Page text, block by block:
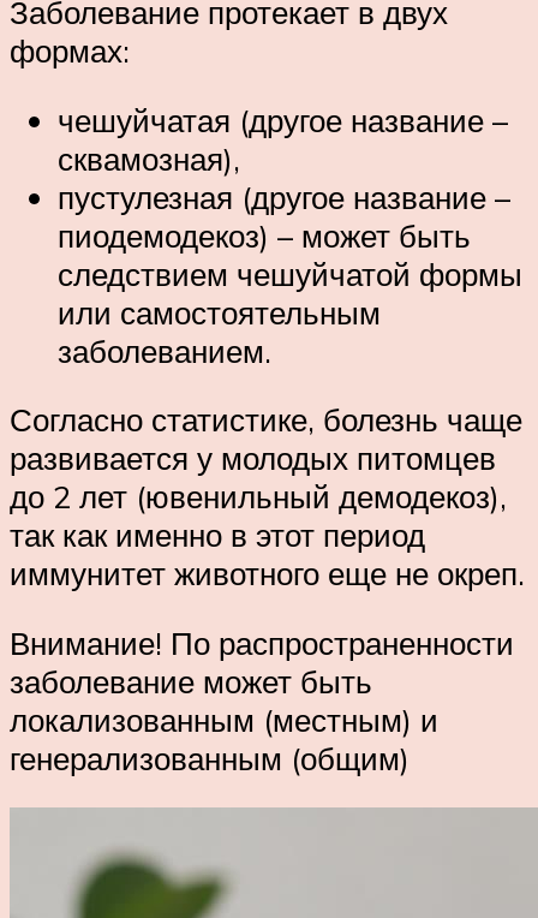
Заболевание протекает в двух
формах:
чешуйчатая (другое название –
сквамозная),
пустулезная (другое название –
пиодемодекоз) – может быть
следствием чешуйчатой формы
или самостоятельным
заболеванием.
Согласно статистике, болезнь чаще
развивается у молодых питомцев
до 2 лет (ювенильный демодекоз),
так как именно в этот период
иммунитет животного еще не окреп.
Внимание! По распространенности
заболевание может быть
локализованным (местным) и
генерализованным (общим)